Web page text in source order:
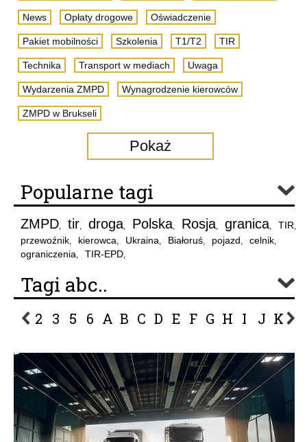
News Opłaty drogowe Oświadczenie
Pakiet mobilności Szkolenia T1/T2 TIR
Technika Transport w mediach Uwaga
Wydarzenia ZMPD Wynagrodzenie kierowców
ZMPD w Brukseli
Pokaż
Popularne tagi
ZMPD, tir, droga, Polska, Rosja, granica, TIR,
przewoźnik, kierowca, Ukraina, Białoruś, pojazd, celnik,
ograniczenia, TIR-EPD,
Tagi abc..
2 3 5 6 A B C D E F G H I J K L